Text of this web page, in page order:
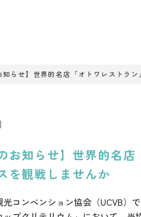
知らせ】世界的名店「オトワレストラ
お知らせ】世界的名
を観戦しませんか
光コンベンション協会（UCVB）